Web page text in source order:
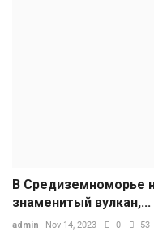
В Средиземноморье
знаменитый вулкан,...
admin Nov 14, 2023 0 53